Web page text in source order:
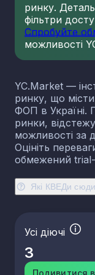
Які КВЕДи
ринку.
фільтри
Спробуйте
можливості
YC.Market —
ринку, що
ФОП в Україні.
ринки,
можливості за
Оцініть
обмежений
Усі діючі
3
Подивитися
23.13
23.14
23.19
23.31
23.32
23.41
23.42
23.43
23.49
23.52